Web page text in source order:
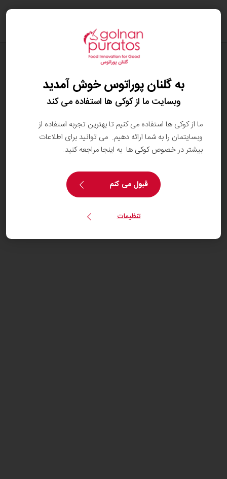
تعهد ما به پایداری
محیط زیست
به گلنان پوراتوس خوش آمدید
وبسایت ما از کوکی ها استفاده می کند
ما از کوکی ها استفاده می کنیم تا بهترین تجربه استفاده از
وبسایتمان را به شما ارائه دهیم. می توانید برای اطلاعات
بیشتر در خصوص کوکی ها به اینجا مراجعه کنید.
قبول می کنم
تنظیمات